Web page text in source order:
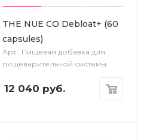
THE NUE CO Debloat+ (60
capsules)
Арт.: Пищевая добавка для
пищеварительной системы
12 040 руб.